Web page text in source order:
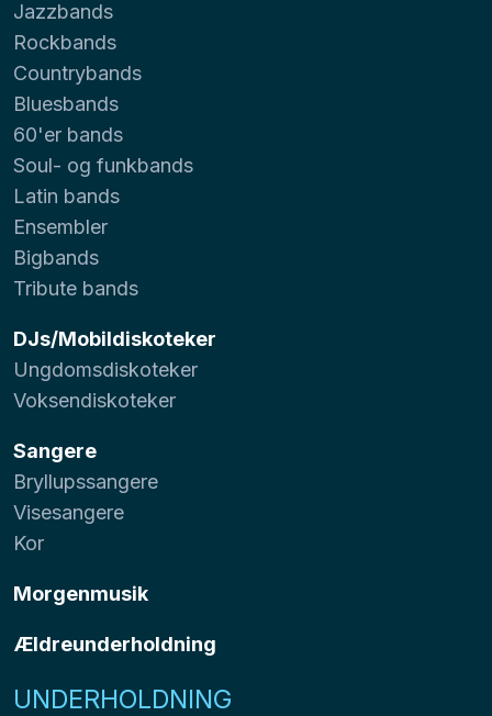
Jazzbands
Rockbands
Countrybands
Bluesbands
60'er bands
Soul- og funkbands
Latin bands
Ensembler
Bigbands
Tribute bands
DJs/Mobildiskoteker
Ungdomsdiskoteker
Voksendiskoteker
Sangere
Bryllupssangere
Visesangere
Kor
Morgenmusik
Ældreunderholdning
UNDERHOLDNING